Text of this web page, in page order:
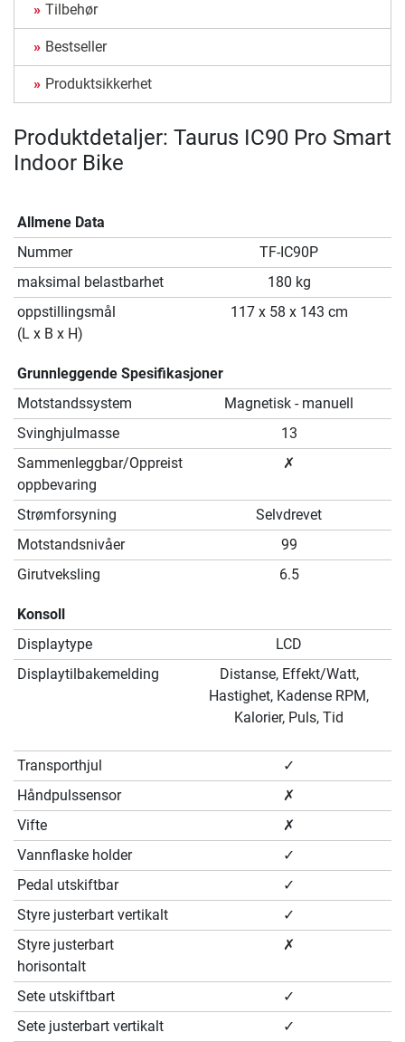
Tilbehør
Bestseller
Produktsikkerhet
Produktdetaljer: Taurus IC90 Pro Smart
Indoor Bike
Allmene Data
Nummer
TF-IC90P
maksimal belastbarhet
180 kg
oppstillingsmål
(L x B x H)
117 x 58 x 143 cm
Grunnleggende Spesifikasjoner
Motstandssystem
Magnetisk - manuell
Svinghjulmasse
13
Sammenleggbar/Oppreist
oppbevaring
✗
Strømforsyning
Selvdrevet
Motstandsnivåer
99
Girutveksling
6.5
Konsoll
Displaytype
LCD
Displaytilbakemelding
Distanse, Effekt/Watt,
Hastighet, Kadense RPM,
Kalorier, Puls, Tid
Transporthjul
✓
Håndpulssensor
✗
Vifte
✗
Vannflaske holder
✓
Pedal utskiftbar
✓
Styre justerbart vertikalt
✓
Styre justerbart
horisontalt
✗
Sete utskiftbart
✓
Sete justerbart vertikalt
✓